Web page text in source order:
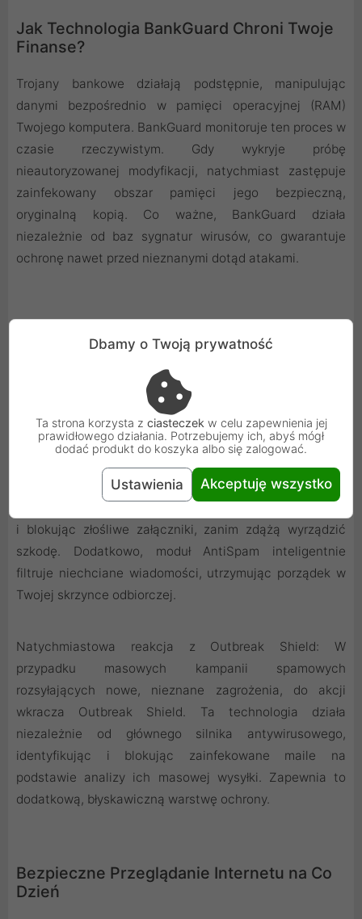
Jak Technologia BankGuard Chroni Twoje
Finanse?
Trojany bankowe działają podstępnie, manipulując
danymi bezpośrednio w pamięci operacyjnej (RAM)
Twojego komputera. BankGuard monitoruje ten proces w
czasie rzeczywistym. Gdy wykryje próbę
nieautoryzowanej modyfikacji, natychmiast zastępuje
zainfekowany obszar pamięci jego bezpieczną,
oryginalną kopią. Co ważne, BankGuard działa
niezależnie od baz sygnatur wirusów, co gwarantuje
ochronę nawet przed nieznanymi dotąd atakami.
Twoja korespondencja mailowa jest równie ważna, jak
pliki na dysku. G DATA dba o jej kompleksowe
skaner analizuje wszystkie przychodzące i wychodzące
i blokując złośliwe załączniki, zanim zdążą wyrządzić
szkodę. Dodatkowo, moduł AntiSpam inteligentnie
filtruje niechciane wiadomości, utrzymując porządek w
Twojej skrzynce odbiorczej.
Natychmiastowa reakcja z Outbreak Shield: W
przypadku masowych kampanii spamowych
rozsyłających nowe, nieznane zagrożenia, do akcji
wkracza Outbreak Shield. Ta technologia działa
niezależnie od głównego silnika antywirusowego,
identyfikując i blokując zainfekowane maile na
podstawie analizy ich masowej wysyłki. Zapewnia to
dodatkową, błyskawiczną warstwę ochrony.
Bezpieczne Przeglądanie Internetu na Co
Dzień
Dbamy o Twoją prywatność
Ta strona korzysta z ciasteczek w celu zapewnienia jej
prawidłowego działania. Potrzebujemy ich, abyś mógł
dodać produkt do koszyka albo się zalogować.
Ustawienia Akceptuję wszystko